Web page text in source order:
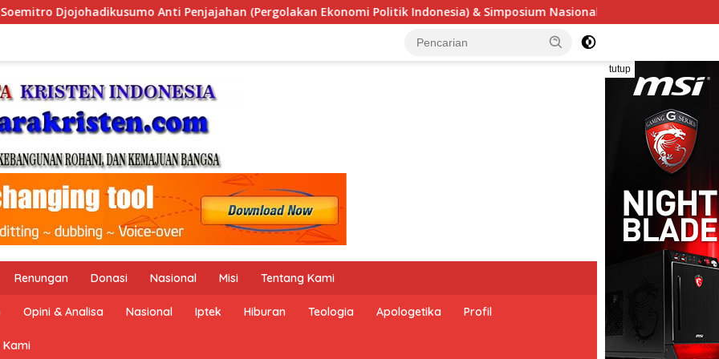
Ekonomi Politik Indonesia) & Simposium Nasional “Urgensi Undang-Undang Perekonomian Nasional dan Kesejahteraan
tutup
Renungan Donasi Nasional Misi Tentang Kami
Opini & Analisa Nasional Iptek Hiburan Teologia Apologetika Profil
Kami